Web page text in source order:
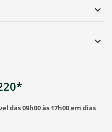
das 09h00 às 17h00 em dias

